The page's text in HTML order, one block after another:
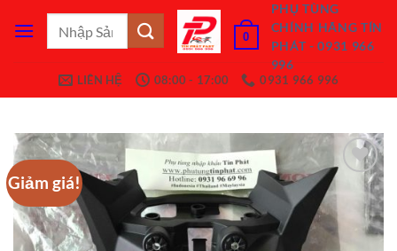
qua
0
PHỤ TÙNG
CHÍNH HÃNG TÍN
PHÁT - 0931 966
996
LIÊN HỆ
08:00 - 17:00 0931 966 996
Giảm giá!
Add to
Wishlist